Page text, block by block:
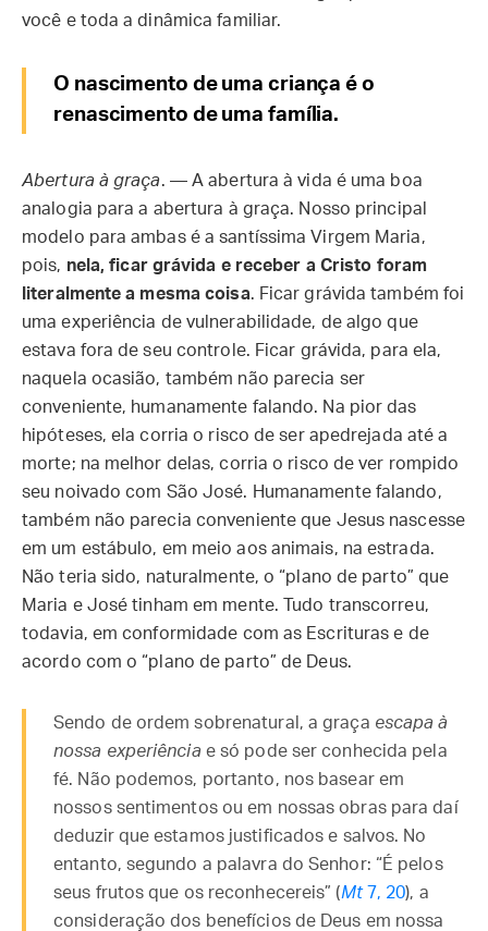
você e toda a dinâmica familiar.
O nascimento de uma criança é o
renascimento de uma família.
Abertura à graça. — A abertura à vida é uma boa
analogia para a abertura à graça. Nosso principal
modelo para ambas é a santíssima Virgem Maria,
pois, nela, ficar grávida e receber a Cristo foram
literalmente a mesma coisa. Ficar grávida também foi
uma experiência de vulnerabilidade, de algo que
estava fora de seu controle. Ficar grávida, para ela,
naquela ocasião, também não parecia ser
conveniente, humanamente falando. Na pior das
hipóteses, ela corria o risco de ser apedrejada até a
morte; na melhor delas, corria o risco de ver rompido
seu noivado com São José. Humanamente falando,
também não parecia conveniente que Jesus nascesse
em um estábulo, em meio aos animais, na estrada.
Não teria sido, naturalmente, o “plano de parto” que
Maria e José tinham em mente. Tudo transcorreu,
todavia, em conformidade com as Escrituras e de
acordo com o “plano de parto” de Deus.
Sendo de ordem sobrenatural, a graça escapa à
nossa experiência e só pode ser conhecida pela
fé. Não podemos, portanto, nos basear em
nossos sentimentos ou em nossas obras para daí
deduzir que estamos justificados e salvos. No
entanto, segundo a palavra do Senhor: “É pelos
seus frutos que os reconhecereis” (Mt7, 20), a
consideração dos benefícios de Deus em nossa